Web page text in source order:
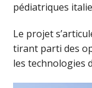
pédiatriques
Le projet
tirant parti des
les technologies